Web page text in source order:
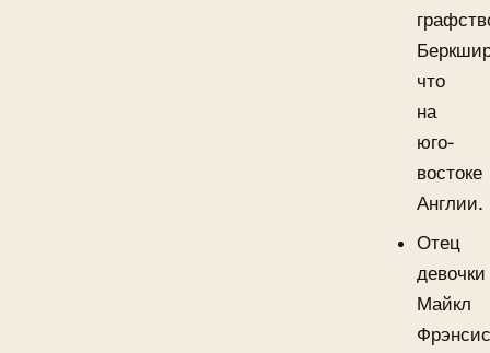
что
на
юго-
востоке
Англии.
Отец
девочки
Майкл